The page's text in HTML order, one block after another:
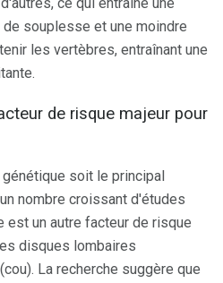
souplesse et une moindre
les vertèbres, entraînant une
de risque majeur pour
soit le principal
nombre croissant d'études
est un autre facteur de risque
disques lombaires
La recherche suggère que